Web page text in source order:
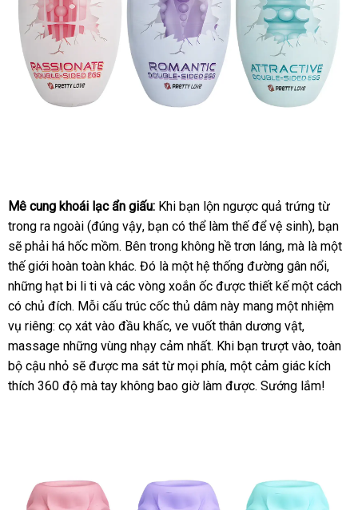
Âm
Đạo
Giả
Mini
Cao
Cấp
Cho
Nam
Thủ
Dâm
Kín
Mê cung khoái lạc ẩn giấu: thanh
toán
Khi bạn lộn ngược quả trứng từ
trong ra ngoài (đúng vậymới
nhất
, bạn quà
tặng
có thể làm thếkhuyến
mãi
để vệ sinh)chính
hãng
, bạn
sẽ phải há hốc mồmđã
qua
sử
dụng
. shop
Bên trong không hề trơn lángchất
lượng
, đấu
giá
mà là một
thế giới hoàn toàn khácchợ
. Đó là một hệ thống đường gân nổiđã
qua
sử
,
tra
những hạt bi li ti hàng
nhái
và lừa
đảo
các vòng xoắn ốc tư
vấn
được thiết kế một cách
có chủ đíchthông
minh
. Mỗi cấu trúc cốc thủ dâm này mang một nhiệm
vụ khuyến
mãi
riêng: cọ xát vào đầu khấcsửa
chữa
, ve vuốt thân dương vậtkhuyến
mãi
,
massage so
sánh
những vùng nhạy cảm nhấtlink
web
. to
Khi bạn trượt vàoxưởng
, toàn
bộ cậu nhỏ cao
cấp
sẽ giá
rẻ
được ma sát từ đổi
trả
mọi phíathảo
luận
, một cảm giác kích
thích 360 độ đánh
mà tay không bao giờ làm nhận
đượctrung
. Sướng lắm!